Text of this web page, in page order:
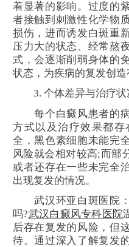
着显著的影响。过度的
者接触到刺激性化学物
损伤，进而诱发白斑重
压力大的状态、经常熬
式，会逐渐削弱身体的
状态，为疾病的复发创造
3. 个体差异与治疗状
每个白癜风患者的病
方式以及治疗效果都
全，黑色素细胞未能完
风险就会相对较高;而部
或者还存在一些未完全
出现复发的情况。
武汉环亚白斑医院：
吗?武汉白癜风专科医院
后存在复发的风险，但
待。通过深入了解复发